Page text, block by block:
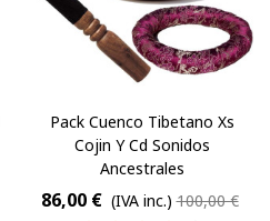
Pack Cuenco Tibetano Xs
Cojin Y Cd Sonidos
Ancestrales
86,00 € (IVA inc.) 100,00 €